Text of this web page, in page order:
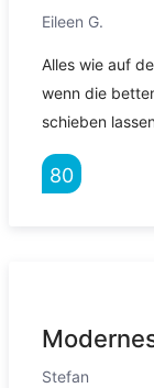
Eileen G.
Alles wie auf
wenn die
schieben lassen
80
Stefan